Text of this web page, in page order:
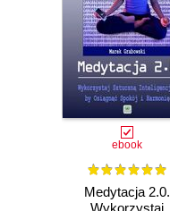
ebook
Medytacja 2.0.